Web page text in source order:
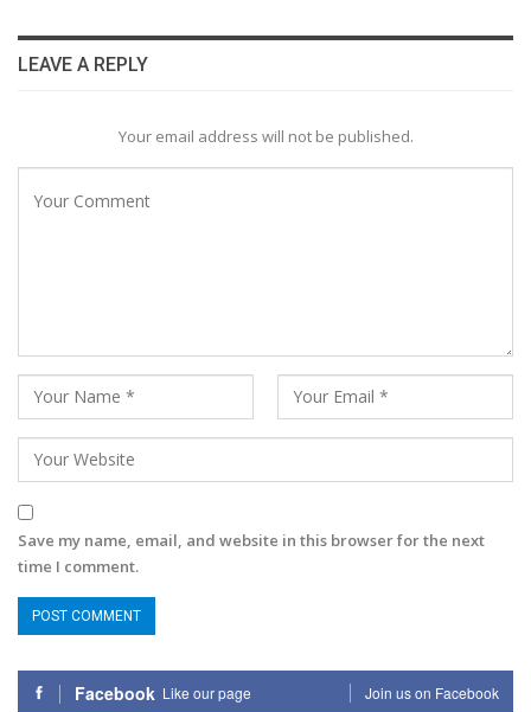
LEAVE A REPLY
Your email address will not be published.
Save my name, email, and website in this browser for the next
time I comment.
Facebook Like our page Join us on Facebook